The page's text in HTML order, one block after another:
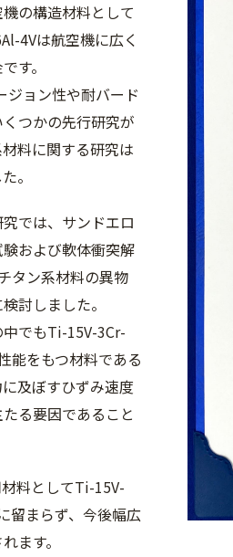
の構造材料として
4Vは航空機に広く
す。
ョン性や耐バード
つかの先行研究が
料に関する研究は
。
では、サンドエロ
および軟体衝突解
タン系材料の異物
討しました。
でもTi-15V-3Cr-
能をもつ材料である
及ぼすひずみ速度
る要因であること
料としてTi-15V-
留まらず、今後幅広
ます。